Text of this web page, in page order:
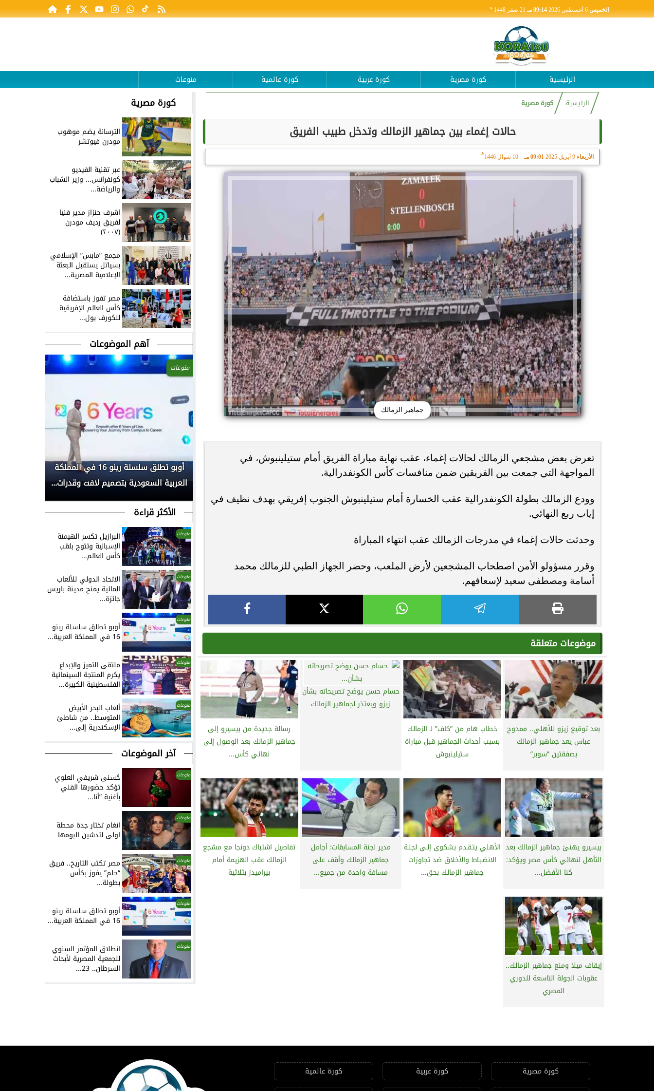
الخميس 09:14 مـ 21 صفر 1448 هـ
الرئيسية كورة مصرية كورة عربية كورة عالمية منوعات
الرئيسية كورة مصرية
حالات إغماء بين جماهير الزمالك وتدخل طبيب الفريق
الأربعاء 9 أبريل 2025 09:01 مـ 10 شوال 1446
هـ
جماهير الزمالك
تعرض بعض مشجعي الزمالك لحالات إغماء، عقب نهاية مباراة الفريق أمام ستيلينبوش، في
المواجهة التي جمعت بين الفريقين ضمن منافسات كأس الكونفدرالية.
وودع الزمالك بطولة الكونفدرالية عقب الخسارة أمام ستيلينبوش الجنوب إفريقي بهدف نظيف في
إياب ربع النهائي.
وحدثت حالات إغماء في مدرجات الزمالك عقب انتهاء المباراة
وقرر مسؤولو الأمن اصطحاب المشجعين لأرض الملعب، وحضر الجهاز الطبي للزمالك محمد
أسامة ومصطفى سعيد لإسعافهم.
موضوعات متعلقة
بعد توقيع زيزو للأهلي.. ممدوح
عباس يعد جماهير الزمالك
بصفقتين ”سوبر”
خطاب هام من ”كاف” لـ الزمالك
بسبب أحداث الجماهير قبل مباراة
ستيلينبوش
حسام حسن يوضح تصريحاته بشأن
زيزو ويعتذر لجماهير الزمالك
رسالة جديدة من بيسيرو إلى
جماهير الزمالك بعد الوصول إلى
نهائي كأس...
بيسيرو يهنئ جماهير الزمالك بعد
التأهل لنهائي كأس مصر ويؤكد:
كنا الأفضل...
الأهلي يتـقـدم بشكوى إلـى لجنـة
الانضبـاط والأخلاق ضد تجاوزات
جماهير الزمالك بحق...
مدير لجنة المسابقات: أجامل
جماهير الزمالك وأقف على
مسافة واحدة من جميع...
تفاصيل اشتباك دونجا مع مشجع
الزمالك عقب الهزيمة أمام
بيراميدز بثلاثية
إيقاف ميلا ومنع جماهير الزمالك..
عقوبات الجولة التاسعة للدوري
المصري
كورة مصرية
الترسانة يضم موهوب
مودرن فيوتشر
عبر تقنية الفيديو
كونفرانس... وزير الشباب
والرياضة...
اشرف حنزاز مدير فنيا
لفريق رديف مودرن
(٢٠٠٧)
مجمع ”مابس” الإسلامي
بسياتل يستقبل البعثة
الإعلامية المصرية...
مصر تفوز باستضافة
كأس العالم الإفريقية
للكورف بول...
آهم الموضوعات
حُسنى شريفي العلوي تؤكد حضورها الفني
بأغنية ”أنا وحدة عادية”
انغام تختار جدة محطة اولى لتدشين
البومها
مصر تكتب التاريخ.. فريق “حلم” يفوز بكأس
منوعات
أوبو تطلق سلسلة رينو 16 في المملكة
العربية السعودية بتصميم لافت وقدرات...
الأكثر قراءة
منوعات البرازيل تكسر الهيمنة
الإسبانية وتتوج بلقب
كأس العالم...
منوعات الاتحاد الدولي للألعاب
المائية يمنح مدينة باريس
جائزة...
منوعات
أوبو تطلق سلسلة رينو
16 في المملكة العربية...
منوعات ملتقى التميز والإبداع
يكرم المنتجة السينمائية
الفلسطينية الكبيرة...
منوعات ألعاب البحر الأبيض
المتوسط.. من شاطئ
الإسكندرية إلى...
آخر الموضوعات
منوعات حُسنى شريفي العلوي
تؤكد حضورها الفني
بأغنية ”أنا...
منوعات
انغام تختار جدة محطة
اولى لتدشين البومها
منوعات مصر تكتب التاريخ.. فريق
“حلم” يفوز بكأس
بطولة...
منوعات
أوبو تطلق سلسلة رينو
16 في المملكة العربية...
منوعات انطلاق المؤتمر السنوي
للجمعية المصرية لأبحاث
السرطان.. 23...
كورة مصرية كورة عربية
كورة عالمية